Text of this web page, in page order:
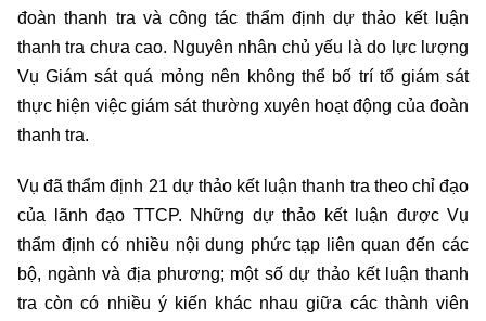
đoàn thanh tra và công tác thẩm định dự thảo kết luận
thanh tra chưa cao. Nguyên nhân chủ yếu là do lực lượng
Vụ Giám sát quá mỏng nên không thể bố trí tổ giám sát
thực hiện việc giám sát thường xuyên hoạt động của đoàn
thanh tra.
Vụ đã thẩm định 21 dự thảo kết luận thanh tra theo chỉ đạo
của lãnh đạo TTCP. Những dự thảo kết luận được Vụ
thẩm định có nhiều nội dung phức tạp liên quan đến các
bộ, ngành và địa phương; một số dự thảo kết luận thanh
tra còn có nhiều ý kiến khác nhau giữa các thành viên